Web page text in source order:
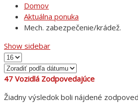
Domov
Aktuálna ponuka
Mech. zabezpečenie/krádež.
Show sidebar
47 Vozidlá Zodpovedajúce
Žiadny výsledok boli nájdené